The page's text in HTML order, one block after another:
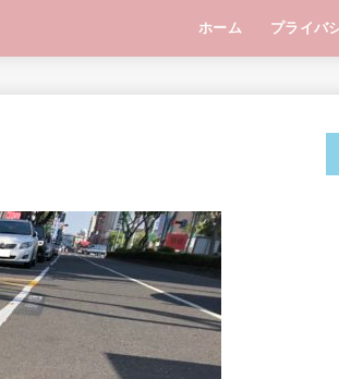
ホーム プライバ